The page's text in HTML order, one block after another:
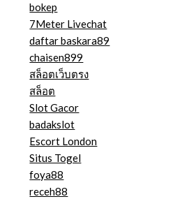
bokep
7Meter Livechat
daftar baskara89
chaisen899
สล็อตเว็บตรง
สล็อต
Slot Gacor
badakslot
Escort London
Situs Togel
foya88
receh88